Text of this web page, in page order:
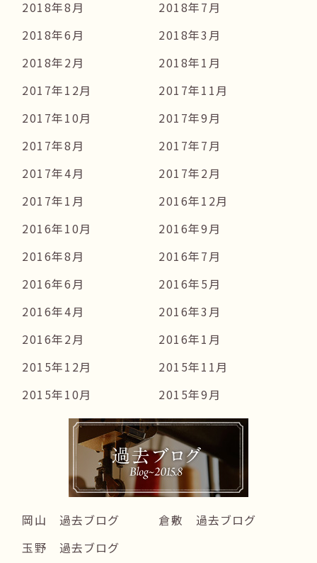
2018年8月
2018年7月
2018年6月
2018年3月
2018年2月
2018年1月
2017年12月
2017年11月
2017年10月
2017年9月
2017年8月
2017年7月
2017年4月
2017年2月
2017年1月
2016年12月
2016年10月
2016年9月
2016年8月
2016年7月
2016年6月
2016年5月
2016年4月
2016年3月
2016年2月
2016年1月
2015年12月
2015年11月
2015年10月
2015年9月
岡山 過去ブログ
倉敷 過去ブログ
玉野 過去ブログ